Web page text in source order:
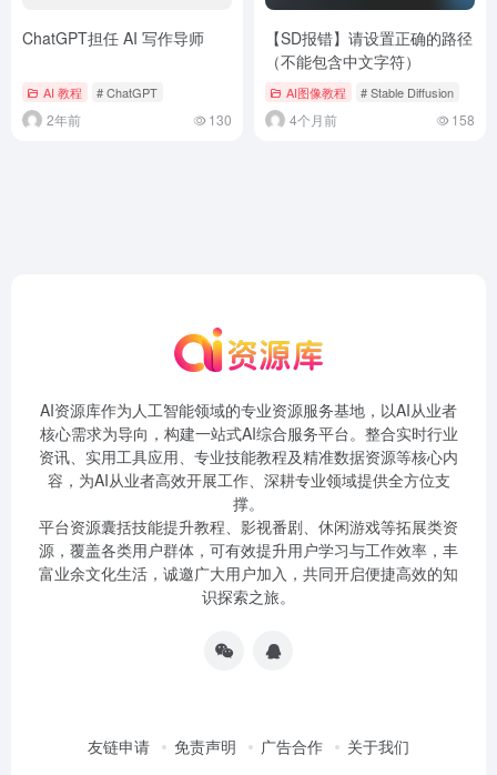
ChatGPT担任 AI 写作导师
AI 教程 # ChatGPT
2年前 130
【SD报错】请设置正确的路径
（不能包含中文字符）
AI图像教程 # Stable Diffusion
4个月前 158
AI资源库作为人工智能领域的专业资源服务基地，以AI从业者
核心需求为导向，构建一站式AI综合服务平台。整合实时行业
资讯、实用工具应用、专业技能教程及精准数据资源等核心内
容，为AI从业者高效开展工作、深耕专业领域提供全方位支
撑。
平台资源囊括技能提升教程、影视番剧、休闲游戏等拓展类资
源，覆盖各类用户群体，可有效提升用户学习与工作效率，丰
富业余文化生活，诚邀广大用户加入，共同开启便捷高效的知
识探索之旅。
友链申请 免责声明 广告合作 关于我们